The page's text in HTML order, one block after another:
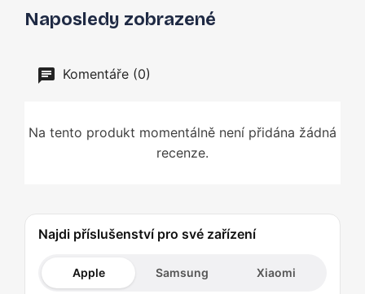
Naposledy zobrazené
Komentáře (0)
Na tento produkt momentálně není přidána žádná
recenze.
Najdi příslušenství pro své zařízení
Apple Samsung Xiaomi